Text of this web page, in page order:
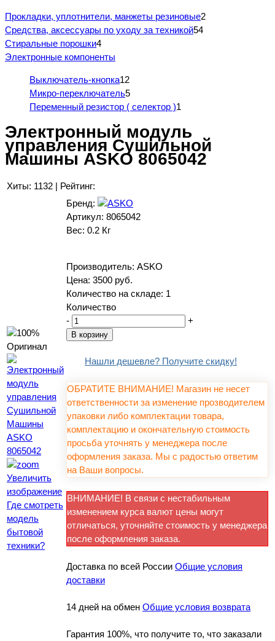
Прокладки, уплотнители, манжеты резиновые2
Средства, аксессуары по уходу за техникой54
Стиральные порошки4
Электронные компоненты
Выключатель-кнопка12
Микро-переключатель5
Переменный резистор ( селектор )1
Электронный модуль
управления Сушильной
Машины ASKO 8065042
Хиты: 1132 | Рейтинг:
Увеличить
изображение
Где смотреть
модель
бытовой
техники?
Бренд:
Артикул: 8065042
Вес: 0.2 Кг
Производитель: ASKO
Цена: 3500 руб.
Количество на складе: 1
Количество
-
+
Нашли дешевле? Получите скидку!
ОБРАТИТЕ ВНИМАНИЕ! Магазин не несет
ответственности за изменение прозводителем
упаковки либо комплектации товара,
комплектацию и окончательную стоимость
просьба уточнять у менеджера после
оформления заказа. Мы с радостью ответим
на Ваши вопросы.
ВНИМАНИЕ! В связи с нестабильным
изменением курса валют цены могут
отличаться, уточняйте стоимость у менеджера
после оформления заказа.
Доставка по всей России Общие условия
доставки
14 дней на обмен Общие условия возврата
Гарантия 100%, что получите то, что заказали